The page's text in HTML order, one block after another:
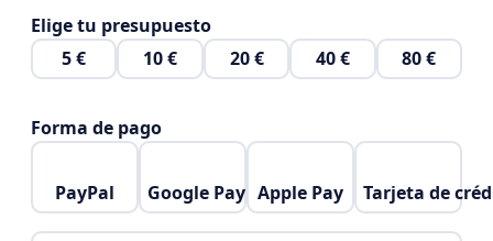
Elige tu presupuesto
5 €
10 € 20 € 40 € 80 €
Forma de pago
PayPal Google Pay Apple Pay Tarjeta de